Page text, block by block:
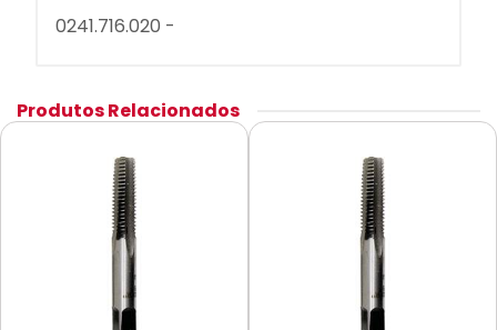
0241.716.020 -
Produtos Relacionados